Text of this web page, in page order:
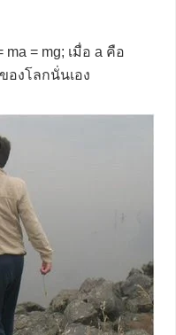
= mg; เมื่อ a คือ
องโลกนั่นเอง